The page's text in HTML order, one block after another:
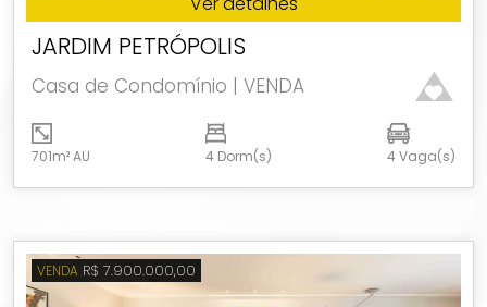
JARDIM PETRÓPOLIS
Casa de Condomínio | VENDA
701m² AU 4 Dorm(s) 4 Vaga(s)
VENDA R$ 7.900.000,00